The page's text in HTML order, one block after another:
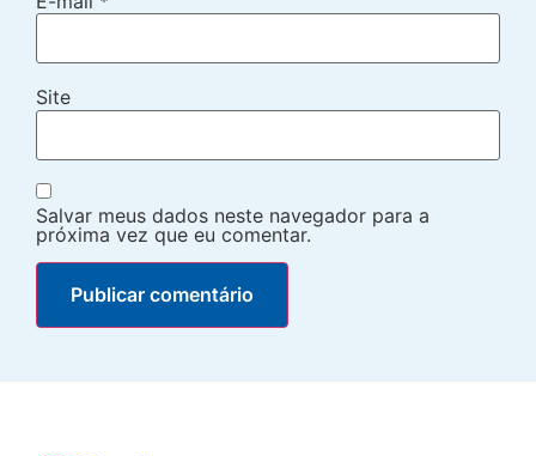
Site
Salvar meus dados neste navegador para a
próxima vez que eu comentar.